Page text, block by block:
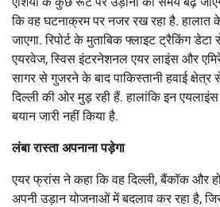
कि वह घटनाक्रम पर नजर रख रहा है. हालात
जाएगा. रिपोर्ट के मुताबिक फ्लाइट ट्रैकिंग
एयरवेज, स्विस इंटरनेशनल एयर लाइंस और
सागर से गुजरने के बाद पाकिस्तानी हवाई
दिल्ली की ओर मुड़ रही हैं. हालांकि इन
बयान जारी नहीं किया है.
लंबा रास्ता अपनाना पड़ेगा
एयर फ्रांस ने कहा कि वह दिल्ली, बैंकॉक और
अपनी उड़ान योजनाओं में बदलाव कर रहा है,